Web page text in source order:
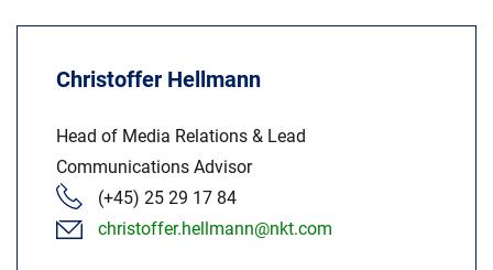
Christoffer Hellmann
Head of Media Relations & Lead
Communications Advisor
(+45) 25 29 17 84
christoffer.hellmann@nkt.com